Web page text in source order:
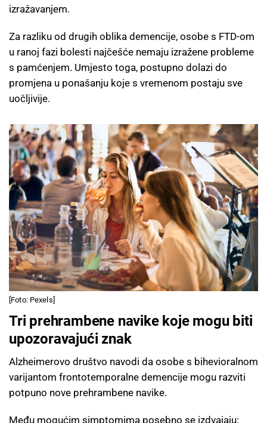
izražavanjem.
Za razliku od drugih oblika demencije, osobe s FTD-om
u ranoj fazi bolesti najčešće nemaju izražene probleme
s pamćenjem. Umjesto toga, postupno dolazi do
promjena u ponašanju koje s vremenom postaju sve
uočljivije.
[Foto: Pexels]
Tri prehrambene navike koje mogu biti
upozoravajući znak
Alzheimerovo društvo navodi da osobe s bihevioralnom
varijantom frontotemporalne demencije mogu razviti
potpuno nove prehrambene navike.
Među mogućim simptomima posebno se izdvajaju: